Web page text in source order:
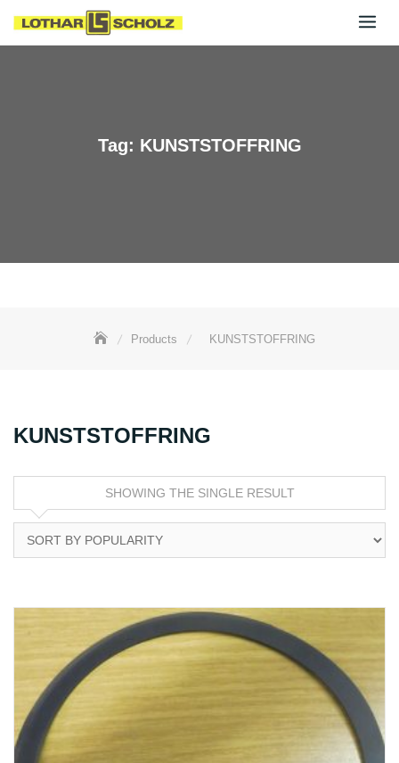
Tag: KUNSTSTOFFRING
Products KUNSTSTOFFRING
KUNSTSTOFFRING
SHOWING THE SINGLE RESULT